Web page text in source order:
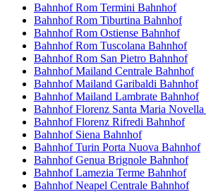
Bahnhof Rom Termini Bahnhof
Bahnhof Rom Tiburtina Bahnhof
Bahnhof Rom Ostiense Bahnhof
Bahnhof Rom Tuscolana Bahnhof
Bahnhof Rom San Pietro Bahnhof
Bahnhof Mailand Centrale Bahnhof
Bahnhof Mailand Garibaldi Bahnhof
Bahnhof Mailand Lambrate Bahnhof
Bahnhof Florenz Santa Maria Novella
Bahnhof Florenz Rifredi Bahnhof
Bahnhof Siena Bahnhof
Bahnhof Turin Porta Nuova Bahnhof
Bahnhof Genua Brignole Bahnhof
Bahnhof Lamezia Terme Bahnhof
Bahnhof Neapel Centrale Bahnhof